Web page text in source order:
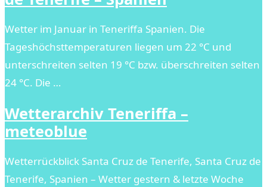
Wetter im Januar in Teneriffa Spanien. Die
Tageshöchsttemperaturen liegen um 22 °C und
unterschreiten selten 19 °C bzw. überschreiten selten
24 °C. Die …
Wetterarchiv Teneriffa –
meteoblue
Wetterrückblick Santa Cruz de Tenerife, Santa Cruz de
Tenerife, Spanien – Wetter gestern & letzte Woche